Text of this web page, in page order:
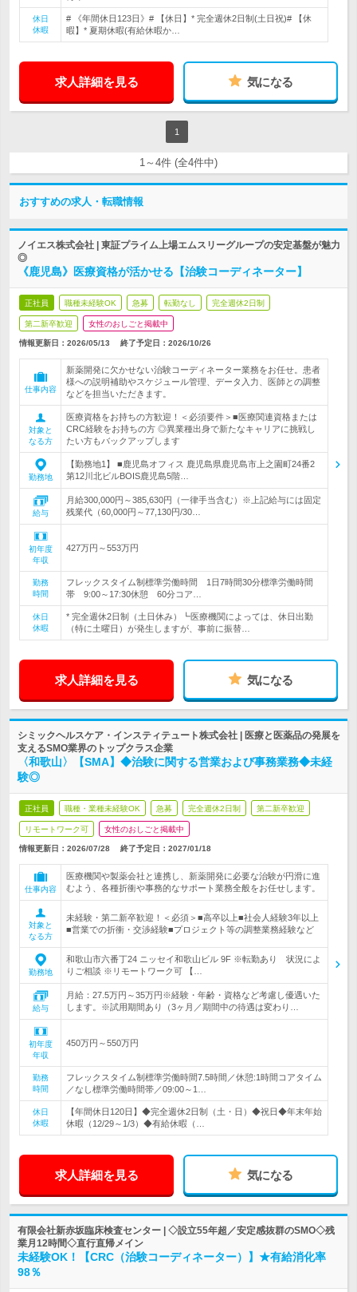
休日
休暇
# 《年間休日123日》# 【休日】* 完全週休2日制(土日祝)# 【休
暇】* 夏期休暇(有給休暇か…
求人詳細を見る 気になる
1
1～4件 (全4件中)
おすすめの求人・転職情報
ノイエス株式会社 | 東証プライム上場エムスリーグループの安定基盤が魅力
◎
《鹿児島》医療資格が活かせる【治験コーディネーター】
正社員 職種未経験OK 急募 転勤なし 完全週休2日制
第二新卒歓迎 女性のおしごと掲載中
情報更新日：2026/05/13 終了予定日： 2026/10/26
仕事内容
新薬開発に欠かせない治験コーディネーター業務をお任せ。患者
様への説明補助やスケジュール管理、データ入力、医師との調整
などを担当いただきます。
対象と
なる方
医療資格をお持ちの方歓迎！＜必須要件＞■医療関連資格または
CRC経験をお持ちの方 ◎異業種出身で新たなキャリアに挑戦し
たい方もバックアップします
勤務地
【勤務地1】 ■鹿児島オフィス 鹿児島県鹿児島市上之園町24番2
第12川北ビルBOIS鹿児島5階…
給与
月給300,000円～385,630円（一律手当含む）※上記給与には固定
残業代（60,000円～77,130円/30…
初年度
年収
427万円～553万円
勤務
時間
フレックスタイム制標準労働時間 1日7時間30分標準労働時間
帯 9:00～17:30休憩 60分コア…
休日
休暇
* 完全週休2日制（土日休み）┗医療機関によっては、休日出勤
（特に土曜日）が発生しますが、事前に振替…
求人詳細を見る 気になる
シミックヘルスケア・インスティテュート株式会社 | 医療と医薬品の発展を
支えるSMO業界のトップクラス企業
〈和歌山〉【SMA】◆治験に関する営業および事務業務◆未経
験◎
正社員 職種・業種未経験OK 急募 完全週休2日制 第二新卒歓迎
リモートワーク可 女性のおしごと掲載中
情報更新日：2026/07/28 終了予定日： 2027/01/18
仕事内容
医療機関や製薬会社と連携し、新薬開発に必要な治験が円滑に進
むよう、各種折衝や事務的なサポート業務全般をお任せします。
対象と
なる方
未経験・第二新卒歓迎！＜必須＞■高卒以上■社会人経験3年以上
■営業での折衝・交渉経験■プロジェクト等の調整業務経験など
勤務地
和歌山市六番丁24 ニッセイ和歌山ビル 9F ※転勤あり 状況によ
りご相談 ※リモートワーク可 【…
給与
月給：27.5万円～35万円※経験・年齢・資格など考慮し優遇いた
します。※試用期間あり（3ヶ月／期間中の待遇は変わり…
初年度
年収
450万円～550万円
勤務
時間
フレックスタイム制標準労働時間7.5時間／休憩:1時間コアタイム
／なし標準労働時間帯／09:00～1…
休日
休暇
【年間休日120日】◆完全週休2日制（土・日）◆祝日◆年末年始
休暇（12/29～1/3）◆有給休暇（…
求人詳細を見る 気になる
有限会社新赤坂臨床検査センター | ◇設立55年超／安定感抜群のSMO◇残
業月12時間◇直行直帰メイン
未経験OK！【CRC（治験コーディネーター）】★有給消化率
98％